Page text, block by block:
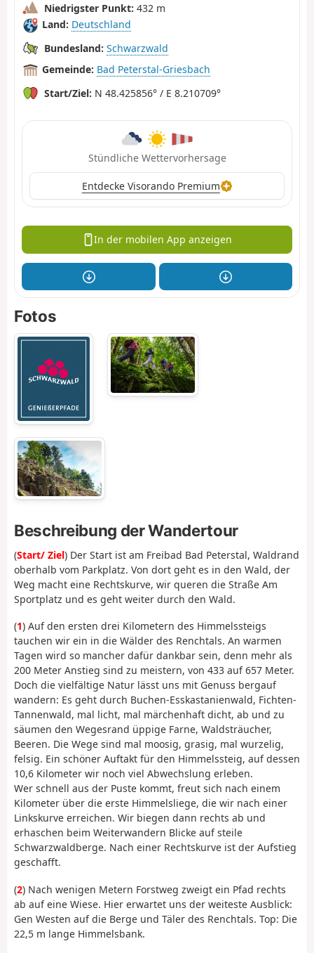
Niedrigster Punkt: 432 m
Land: Deutschland
Bundesland: Schwarzwald
Gemeinde: Bad Peterstal-Griesbach
Start/Ziel: N 48.425856° / E 8.210709°
Stündliche Wettervorhersage
Entdecke Visorando Premium
In der mobilen App anzeigen
Fotos
Beschreibung der Wandertour
(Start/ Ziel) Der Start ist am Freibad Bad Peterstal, Waldrand
oberhalb vom Parkplatz. Von dort geht es in den Wald, der
Weg macht eine Rechtskurve, wir queren die Straße Am
Sportplatz und es geht weiter durch den Wald.
(1) Auf den ersten drei Kilometern des Himmelssteigs
tauchen wir ein in die Wälder des Renchtals. An warmen
Tagen wird so mancher dafür dankbar sein, denn mehr als
200 Meter Anstieg sind zu meistern, von 433 auf 657 Meter.
Doch die vielfältige Natur lässt uns mit Genuss bergauf
wandern: Es geht durch Buchen-Esskastanienwald, Fichten-
Tannenwald, mal licht, mal märchenhaft dicht, ab und zu
säumen den Wegesrand üppige Farne, Waldsträucher,
Beeren. Die Wege sind mal moosig, grasig, mal wurzelig,
felsig. Ein schöner Auftakt für den Himmelssteig, auf dessen
10,6 Kilometer wir noch viel Abwechslung erleben.
Wer schnell aus der Puste kommt, freut sich nach einem
Kilometer über die erste Himmelsliege, die wir nach einer
Linkskurve erreichen. Wir biegen dann rechts ab und
erhaschen beim Weiterwandern Blicke auf steile
Schwarzwaldberge. Nach einer Rechtskurve ist der Aufstieg
geschafft.
(2) Nach wenigen Metern Forstweg zweigt ein Pfad rechts
ab auf eine Wiese. Hier erwartet uns der weiteste Ausblick:
Gen Westen auf die Berge und Täler des Renchtals. Top: Die
22,5 m lange Himmelsbank.